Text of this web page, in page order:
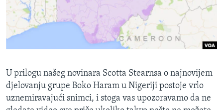
MAGAZIN
O GLASU AMERIKE
PRATITE NAS
U prilogu našeg novinara Scotta Stearnsa o najnovijem
djelovanju grupe Boko Haram u Nigeriji postoje vrlo
uznemiravajući snimci, i stoga vas upozoravamo da ne